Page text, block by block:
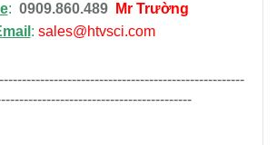
: 0909.860.489Mr Trường
: sales@htvsci.com